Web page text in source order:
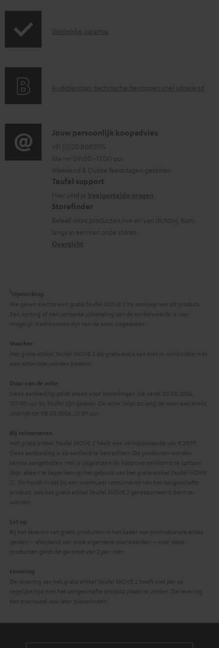
n
e
n
r
m
a
t
i
e
G
n
e
i
n
f
o
r
m
a
Wettelijke garantie
A
i
o
g
l
o
s
s
a
Audiolexicon: technische begrippen snel uitgelegd
C
o
n
t
a
c
t
i
m
a
i
e
Jouw persoonlijk koopadvies
+31 (0)20 8083195
Ma–vr 09:00–17:00 uur.
Weekend & Duitse feestdagen gesloten
Teufel support
Hier vind je
Storefinder
Beleef onze producten live en van dichtbij. Kom
langs in een van onze stores.
1 Opmerking
We geven slechts een gratis Teufel MOVE 2 bij aankoop van dit product.
Een korting of een contante uitbetaling van de winkelwaarde is niet
mogelijk. Kadobonnen zijn van de actie uitgesloten.
Voucher
Het gratis artikel Teufel MOVE 2 als gratis extra kan niet in combinatie met
een actiecode worden besteld.
Duur van de actie
Deze aanbieding geldt alleen voor bestellingen die vanaf 03.08.2026,
00:00 uur bij Teufel zijn gedaan. De actie loopt zo lang de voorraad strekt.
Uiterlijk tot 08.08.2026, 23:59 uur.
Bij retourneren
Het gratis artikel Teufel MOVE 2 heeft een verkoopwaarde van € 29,99.
Deze aanbieding is als eenheid te betrachten. De producten worden
samen aangeboden. Het is uitgesloten de koopovereenkomst te splitsen
(bijv. alleen te beperken op het gebruik van het gratis artikel Teufel MOVE
2). Dit houdt in dat bij een eventueel retourneren van het aangeschafte
product, ook het gratis artikel Teufel MOVE 2 geretourneerd dient te
worden.
Let op
Bij het leveren van gratis producten in het kader van promotionele acties
gelden – afwijkend van onze algemene voorwaarden – voor deze
producten geldt de garantie van 2 jaar niet.
Levering
De levering van het gratis artikel Teufel MOVE 2 hoeft niet per se
tegelijkertijd met het aangeschafte product plaats te vinden. De levering
kan eventueel ook later plaatsvinden.